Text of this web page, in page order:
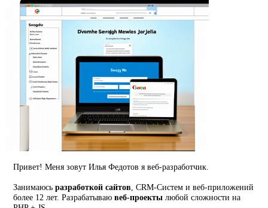
Привет! Меня зовут Илья Федотов я веб-разработчик.
Занимаюсьразработкой сайтов , CRM-Систем и веб-приложений
более 12 лет. Разрабатываювеб-проекты любой сложности на